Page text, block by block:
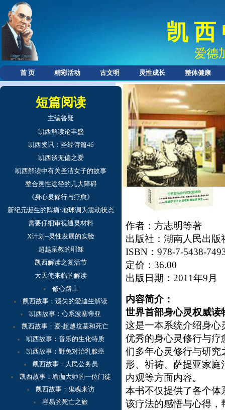
首 页 精彩活动 古文明 灵性成长 整体健康
凯 西
爱德
《身心灵修行与疗
作者：方志明等著
出版社：湖南人民出版
ISBN ： 978-7-5438-
定价： 36.00
出版日期： 2011年9 月
内容简介：
世界首部身心灵权威读
这是一本系统介绍身心
优秀的身心灵修行与疗
们多年心灵修行与研究
形、祈祷、萨提亚家
内观等方面内容。
本书不仅提供了各个体
该疗法的感悟与心得，
短篇阅读
主编答疑
凯西解读论丰盛
凯西资讯：圣经诗篇46
凯西谈无偏之爱
凯西解读中有关圣洁女子的故事
整合灵性途径的几大障碍
《身心灵修行与疗愈》
新纪元诞生的阵痛:地球调为震动状态
需要仔细审视通灵材料
X计划--灵性发展的实验
超越宗教的耶稣
凯西解读之复活节
大天使来临的解读
修心路上
凯西故事： 遗失的爱迪生解读
凯西故事：心系波塞蒂亚
凯西故事：爱-超越坟墓和死亡
凯西故事：音乐的生化特质
凯西故事：野兔对治乳腺癌
凯西故事：人民公务员
凯西故事：瑜伽大师的一位门徒
凯西故事：鬼魂来访
容易的死亡之旅